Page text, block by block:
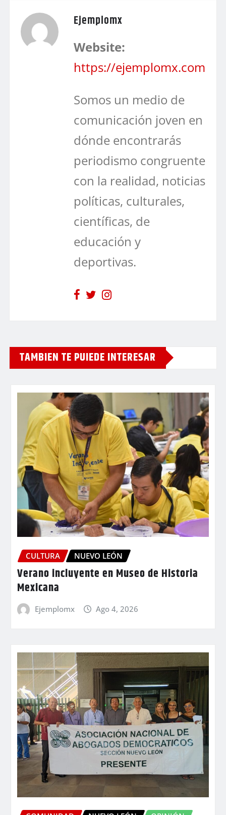
Ejemplomx
Website:
https://ejemplomx.com
Somos un medio de
comunicación joven en
dónde encontrarás
periodismo congruente
con la realidad, noticias
políticas, culturales,
científicas, de
educación y
deportivas.
TAMBIEN TE PUIEDE INTERESAR
CULTURA NUEVO LEÓN
Verano incluyente en Museo de Historia
Mexicana
Ejemplomx Ago 4, 2026